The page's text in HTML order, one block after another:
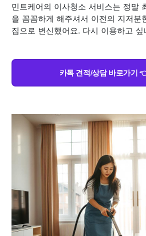
민트케어의 이사청소 서비스는 정말
을 꼼꼼하게 해주셔서 이전의 지저분
집으로 변신했어요. 다시 이용하고 싶
카톡 견적/상담 바로가기